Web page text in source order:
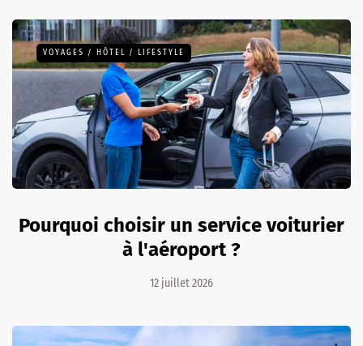
VOYAGES / HÔTEL / LIFESTYLE
Pourquoi choisir un service voiturier
à l'aéroport ?
12 juillet 2026